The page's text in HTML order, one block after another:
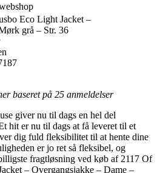
Eco Light Jacket –
grå – Str. 36
baseret på 25 anmeldelser
giver nu til dags en hel del
hit er nu til dags at få leveret til et
dig fuld fleksibilitet til at hente dine
er jo ret så fleksibel, og
fragtløsning ved køb af 2117 Of
– Overgangsjakke – Dame –